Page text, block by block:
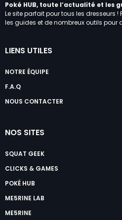
Poké HUB, toute l’actualité et les
Le site parfait pour tous les dresseurs
les guides et de nombreux outils pour
LIENS UTILES
NOTRE ÉQUIPE
F.A.Q
NOUS CONTACTER
NOS SITES
SQUAT GEEK
CLICKS & GAMES
POKÉ HUB
ME5RINE LAB
ME5RINE